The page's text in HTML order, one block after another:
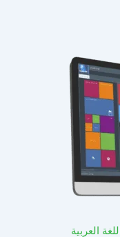
العربية